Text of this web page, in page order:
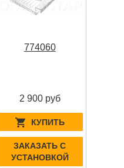
774060
2 900 руб
КУПИТЬ
ЗАКАЗАТЬ С
УСТАНОВКОЙ